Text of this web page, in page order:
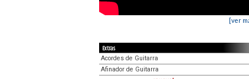
[ver
Extras
Acordes de Guitarra
Afinador de Guitarra